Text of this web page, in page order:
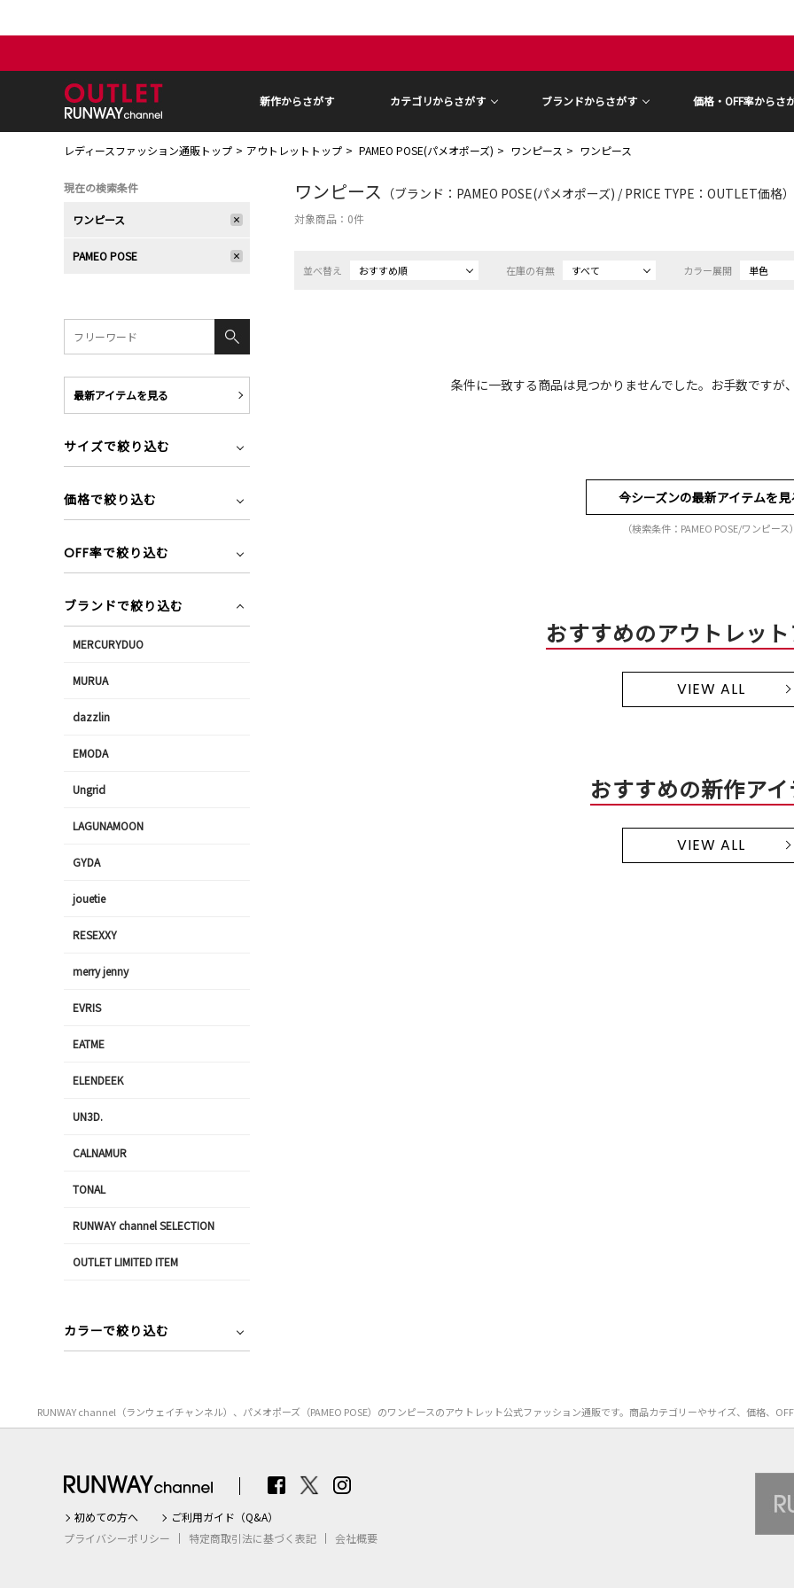
新作からさがす カテゴリからさがす ブランドからさがす 価格・OFF率からさ
レディースファッション通販トップ アウトレットトップ PAMEO POSE(パメオポーズ) ワンピース ワンピース
ワンピース （ブランド：PAMEO POSE(パメオポーズ) / PRICE TYPE：OUTLET価格）
対象商品： 0件
並べ替え おすすめ順 在庫の有無 すべて カラー展開 単色
条件に一致する商品は見つかりませんでした。お手数ですが
今シーズンの最新アイテムを見
（検索条件：PAMEO POSE/ワンピース）
おすすめのアウトレッ
VIEW ALL
おすすめの新作ア
VIEW ALL
現在の検索条件
ワンピース
PAMEO POSE
最新アイテムを見る
サイズで絞り込む
価格で絞り込む
OFF率で絞り込む
ブランドで絞り込む
MERCURYDUO
MURUA
dazzlin
EMODA
Ungrid
LAGUNAMOON
GYDA
jouetie
RESEXXY
merry jenny
EVRIS
EATME
ELENDEEK
UN3D.
CALNAMUR
TONAL
RUNWAY channel SELECTION
OUTLET LIMITED ITEM
カラーで絞り込む
RUNWAY channel（ランウェイチャンネル）、パメオポーズ（PAMEO POSE）のワンピースのアウトレット公式ファッション通販です。商品カテゴリーやサイズ、価格、
初めての方へ
ご利用ガイド（Q&A）
プライバシーポリシー
特定商取引法に基づく表記 会社概要